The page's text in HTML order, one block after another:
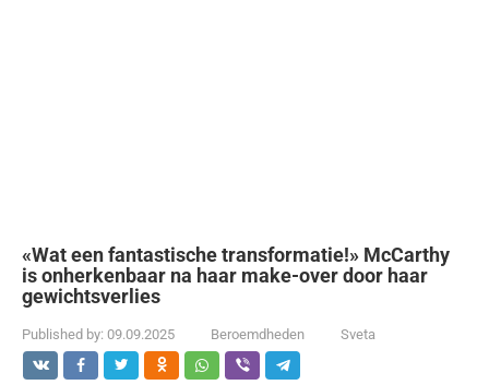
«Wat een fantastische transformatie!» McCarthy
is onherkenbaar na haar make-over door haar
gewichtsverlies
Published by: 09.09.2025 Beroemdheden Sveta